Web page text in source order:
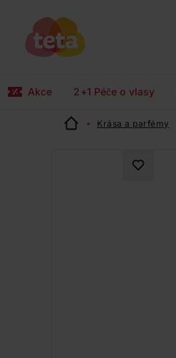
Akce 2+1 Péče o vlasy
Krása a parfémy